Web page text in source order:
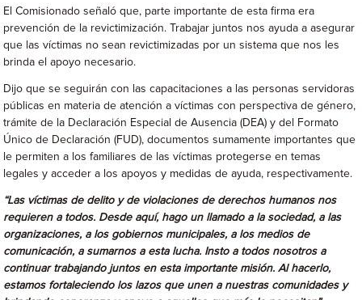
El Comisionado señaló que, parte importante de esta firma era
prevención de la revictimización. Trabajar juntos nos ayuda a asegurar
que las víctimas no sean revictimizadas por un sistema que nos les
brinda el apoyo necesario.
Dijo que se seguirán con las capacitaciones a las personas servidoras
públicas en materia de atención a víctimas con perspectiva de género,
trámite de la Declaración Especial de Ausencia (DEA) y del Formato
Único de Declaración (FUD), documentos sumamente importantes que
le permiten a los familiares de las víctimas protegerse en temas
legales y acceder a los apoyos y medidas de ayuda, respectivamente.
“Las víctimas de delito y de violaciones de derechos humanos nos
requieren a todos. Desde aquí, hago un llamado a la sociedad, a las
organizaciones, a los gobiernos municipales, a los medios de
comunicación, a sumarnos a esta lucha. Insto a todos nosotros a
continuar trabajando juntos en esta importante misión. Al hacerlo,
estamos fortaleciendo los lazos que unen a nuestras comunidades y